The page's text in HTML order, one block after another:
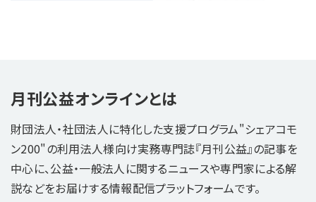
月刊公益オンラインとは
財団法人・社団法人に特化した支援プログラム"シェアコモ
ン200"の利用法人様向け実務専門誌『月刊公益』の記事を
中心に、公益・一般法人に関するニュースや専門家による解
説などをお届けする情報配信プラットフォームです。